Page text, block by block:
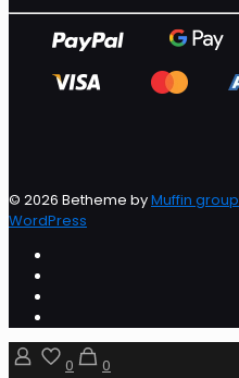
© 2026 Betheme byMuffin group
WordPress
0
0